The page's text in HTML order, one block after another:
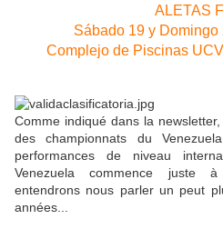
ALETAS
Sábado 19 y
Complejo de Piscinas
Comme indiqué dans la
des championnats du
performances de niveau
Venezuela commence juste
entendrons nous parler un peut
années...